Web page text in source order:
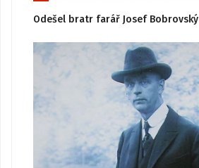
Odešel bratr farář Josef Bobrovský